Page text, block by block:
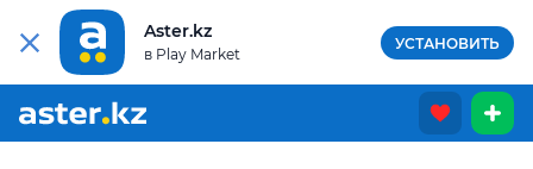
Aster.kz
в Play Market
УСТАНОВИТЬ